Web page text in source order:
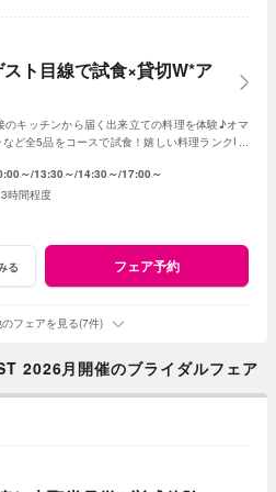
スト目線で試食×貸切W*ア
キッチンから届く出来立ての料理を体験♪オマ
ど全5品をコースで試食！嬉しい料理ランクUP
～ 13:30～ 14:30～ 17:00～
3時間程度
る フェア予約
フェアを見る(7件)
2026月開催のブライダルフェア